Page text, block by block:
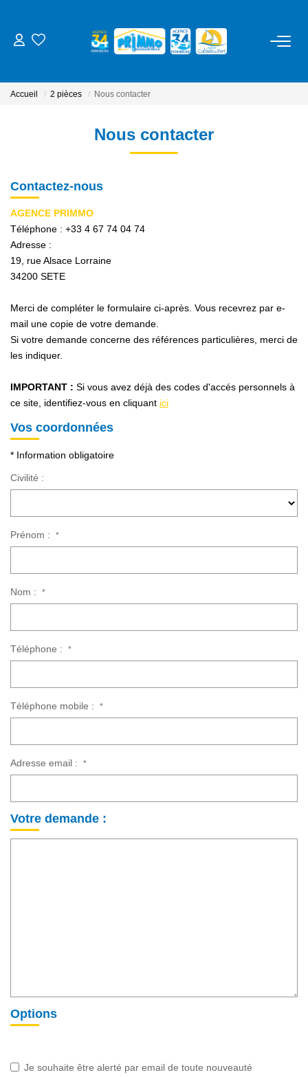
ESTIMER
Gestion
NOS AGENCES
Nos Actualités
Accueil 2 pièces Nous contacter
Nous contacter
Contactez-nous
AGENCE PRIMMO
Téléphone : +33 4 67 74 04 74
Adresse :
19, rue Alsace Lorraine
34200 SETE
Merci de compléter le formulaire ci-après. Vous recevrez par e-
mail une copie de votre demande.
Si votre demande concerne des références particulières, merci de
les indiquer.
IMPORTANT : Si vous avez déjà des codes d'accés personnels à
ce site, identifiez-vous en cliquant ici
Vos coordonnées
* Information obligatoire
Civilité :
Prénom : *
Nom : *
Téléphone : *
Téléphone mobile : *
Adresse email : *
Votre demande :
Options
Je souhaite être alerté par email de toute nouveauté